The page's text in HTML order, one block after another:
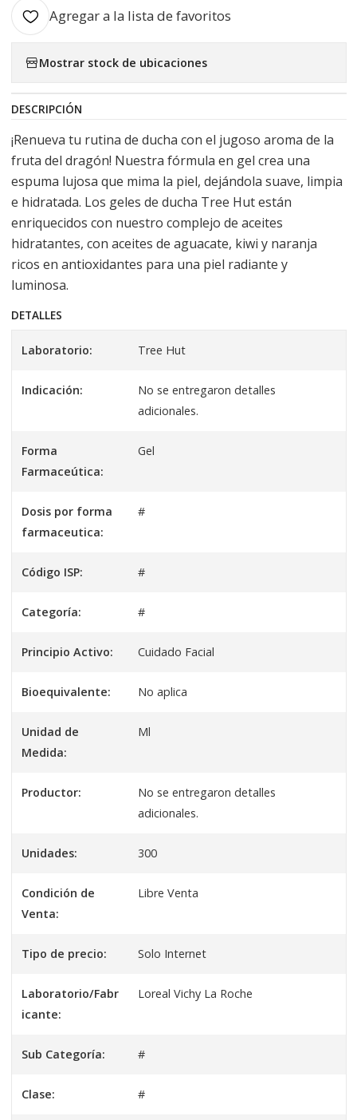
Agregar a la lista de favoritos
Mostrar stock de ubicaciones
DESCRIPCIÓN
¡Renueva tu rutina de ducha con el jugoso aroma de la
fruta del dragón! Nuestra fórmula en gel crea una
espuma lujosa que mima la piel, dejándola suave, limpia
e hidratada. Los geles de ducha Tree Hut están
enriquecidos con nuestro complejo de aceites
hidratantes, con aceites de aguacate, kiwi y naranja
ricos en antioxidantes para una piel radiante y
luminosa.
DETALLES
Laboratorio: Tree Hut
Indicación:
No se entregaron detalles
adicionales.
Forma
Farmaceútica:
Gel
Dosis por forma
farmaceutica:
#
Código ISP: #
Categoría: #
Principio Activo: Cuidado Facial
Bioequivalente: No aplica
Unidad de
Medida:
Ml
Productor:
No se entregaron detalles
adicionales.
Unidades: 300
Condición de
Venta:
Libre Venta
Tipo de precio: Solo Internet
Laboratorio/Fabr
icante:
Loreal Vichy La Roche
Sub Categoría: #
Clase: #